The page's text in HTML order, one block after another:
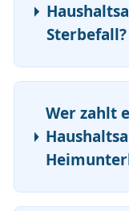
Sterbefall?
Wer zahlt